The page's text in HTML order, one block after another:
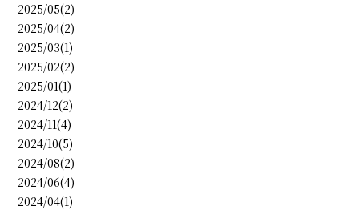
2025/05(2)
2025/04(2)
2025/03(1)
2025/02(2)
2025/01(1)
2024/12(2)
2024/11(4)
2024/10(5)
2024/08(2)
2024/06(4)
2024/04(1)